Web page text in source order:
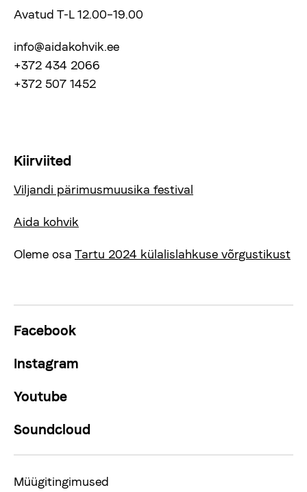
Avatud T-L 12.00–19.00
info@aidakohvik.ee
+372 434 2066
+372 507 1452
Kiirviited
Viljandi pärimusmuusika festival
Aida kohvik
Oleme osa Tartu 2024 külalislahkuse võrgustikust
Facebook
Instagram
Youtube
Soundcloud
Müügitingimused